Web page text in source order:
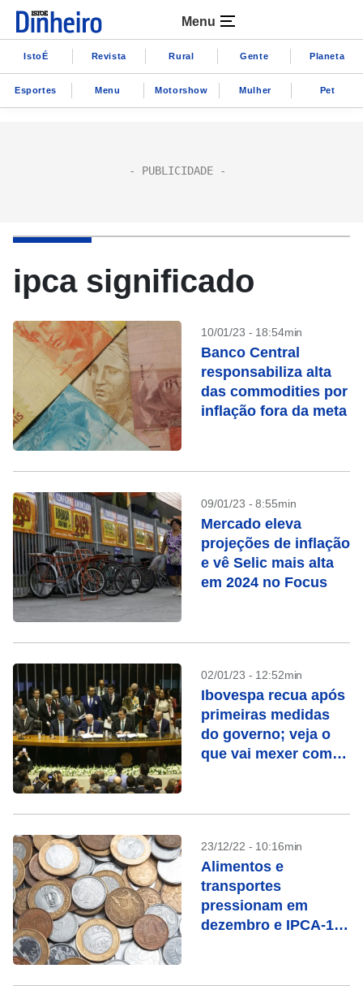
Menu
IstoÉ Revista Rural Gente Planeta
Esportes Menu Motorshow Mulher Pet
ipca significado
10/01/23 - 18:54min
Banco Central
responsabiliza alta
das commodities por
inflação fora da meta
09/01/23 - 8:55min
Mercado eleva
projeções de inflação
e vê Selic mais alta
em 2024 no Focus
02/01/23 - 12:52min
Ibovespa recua após
primeiras medidas
do governo; veja o
que vai mexer com o
23/12/22 - 10:16min
Alimentos e
transportes
pressionam em
dezembro e IPCA-15